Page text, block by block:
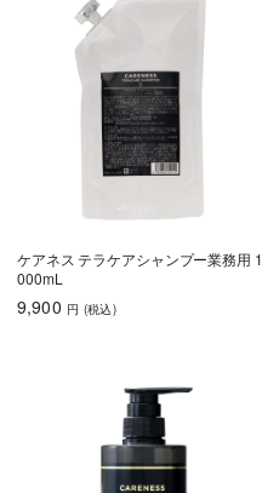
ケアネス テラケアシャンプー業務用 1
000mL
9,900 円 (税込)